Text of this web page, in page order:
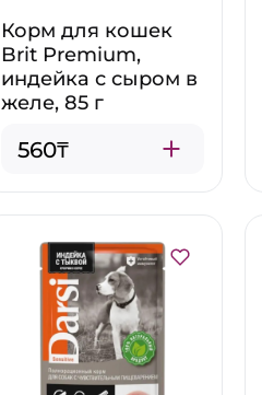
Корм для кошек
Brit Premium,
индейка с сыром в
желе, 85 г
560₸